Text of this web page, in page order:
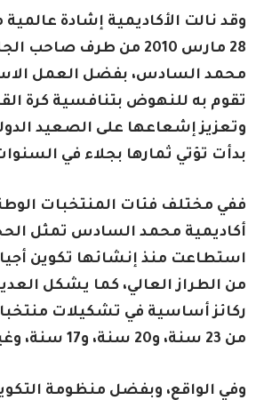
وقد نالت الأكاديمية إشادة
28 مارس 2010 من طرف صاحب
محمد السادس، بفضل العمل
تقوم به للنهوض بتنافسية كرة
وتعزيز إشعاعها على الصعيد
بدأت تؤتي ثمارها بجلاء في
ففي مختلف فئات المنتخبات
أكاديمية محمد السادس تمثل
استطاعت منذ إنشائها تكوين
من الطراز العالي، كما يشكل
ركائز أساسية في تشكيلات
من 23 سنة، و20 سنة، و17 سنة، وغيرهم.
وفي الواقع، وبفضل منظومة